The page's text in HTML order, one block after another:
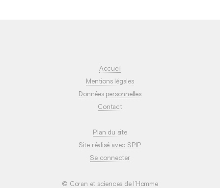
Accueil
Mentions légales
Données personnelles
Contact
Plan du site
Site réalisé avec SPIP
Se connecter
© Coran et sciences de l’Homme